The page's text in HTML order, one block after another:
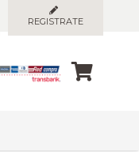
REGISTRATE